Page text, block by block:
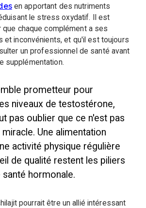
en apportant des nutriments
le stress oxydatif. Il est
chaque complément a ses
et inconvénients, et qu'il est toujours
un professionnel de santé avant
supplémentation.
prometteur pour
niveaux de testostérone,
pas oublier que ce n'est pas
Une alimentation
activité physique régulière
de qualité restent les piliers
santé hormonale.
pourrait être un allié intéressant